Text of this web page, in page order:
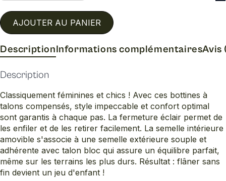
AJOUTER AU PANIER
DescriptionInformations complémentairesAvis
Description
Classiquement féminines et chics ! Avec ces bottines à
talons compensés, style impeccable et confort optimal
sont garantis à chaque pas. La fermeture éclair permet de
les enfiler et de les retirer facilement. La semelle intérieure
amovible s'associe à une semelle extérieure souple et
adhérente avec talon bloc qui assure un équilibre parfait,
même sur les terrains les plus durs. Résultat : flâner sans
fin devient un jeu d'enfant !